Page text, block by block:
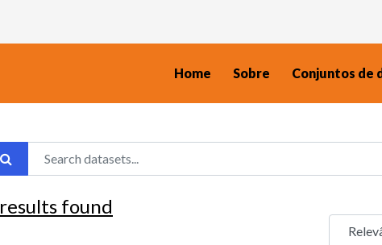
Home Sobre Conjuntos de
results found